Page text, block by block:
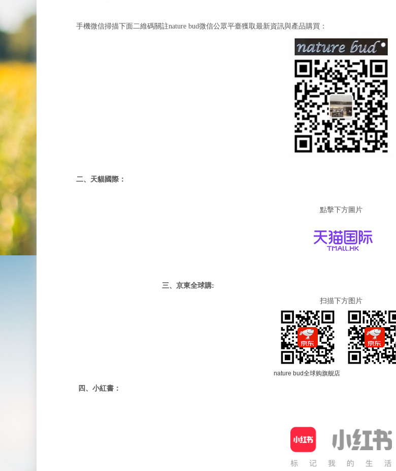
手機微信掃描下面二維碼關註nature bud微信公眾平臺獲取最新資訊與產品購買：
二、天貓國際：
點擊下方圖片
三、京東全球購:
扫描下方图片
nature bud全球购旗舰店
四、小紅書：